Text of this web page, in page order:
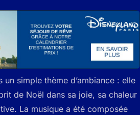
un simple thème d’ambiance : elle
de Noël dans sa joie, sa chaleur
La musique a été composée